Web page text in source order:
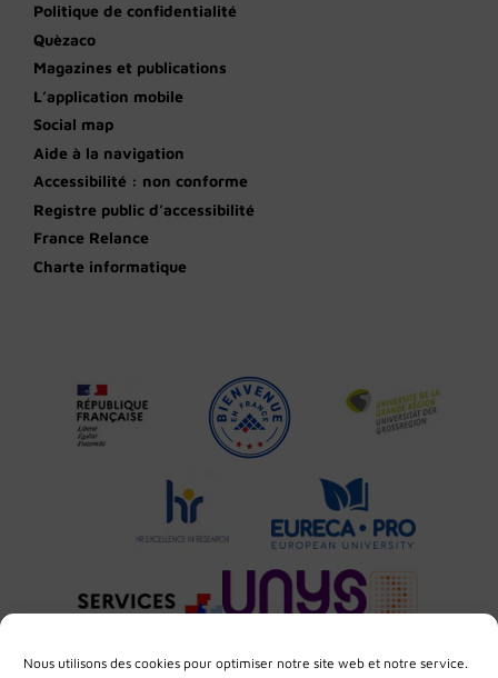
Nous utilisons des cookies pour optimiser notre site web et notre service.
Politique de confidentialité
Quèzaco
Magazines et publications
L’application mobile
Social map
Aide à la navigation
Accessibilité : non conforme
Registre public d’accessibilité
France Relance
Charte informatique